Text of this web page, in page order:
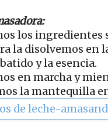
los ingredientes
la disolvemos en
y la esencia.
en marcha y
la mantequilla